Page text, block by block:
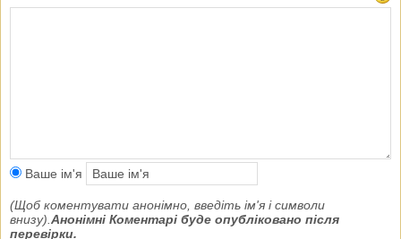
Ваше ім'я
(Щоб коментувати анонімно, введіть ім'я і символи
внизу). Анонімні Коментарі буде опубліковано після
перевірки.